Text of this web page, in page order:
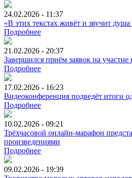
24.02.2026 - 11:37
«В этих текстах живёт и звучит
Подробнее
21.02.2026 - 20:37
Завершился приём заявок на
Подробнее
17.02.2026 - 16:23
Видеоконференция подведёт итоги
Подробнее
10.02.2026 - 09:21
Трёхчасовой онлайн-марафон
произведениями
Подробнее
09.02.2026 - 19:39